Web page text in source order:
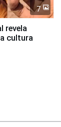
7
revela
cultura